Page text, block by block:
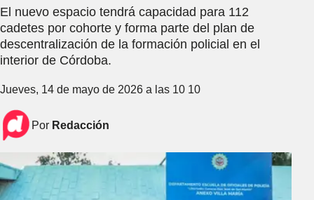
El nuevo espacio tendrá capacidad para 112
cadetes por cohorte y forma parte del plan de
descentralización de la formación policial en el
interior de Córdoba.
Jueves, 14 de mayo de 2026 a las 10 10
Por Redacción